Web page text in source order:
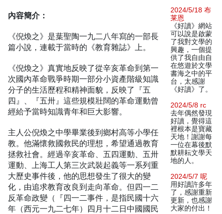
內容簡介：
《倪煥之》是葉聖陶一九二八年寫的一部長
篇小說，連載于當時的《教育雜誌》上。
《倪煥之》真實地反映了從辛亥革命到第一
次國內革命戰爭時期一部分小資產階級知識
分子的生活歷程和精神面貌，反映了『五
四』、『五卅』這些規模壯闊的革命運動曾
經給予當時知識青年和巨大影響。
主人公倪煥之中學畢業後到鄉村高等小學任
教。他滿懷救國救民的理想，希望通過教育
拯救社會。經過辛亥革命、五四運動、五卅
運動、上海工人第三次武裝起義等一系列重
大歷史事件後，他的思想發生了很大的變
化，由追求教育改良到走向革命。但四一二
反革命政變（『四一二事件，是指民國十六
年（西元一九二七年）四月十二日中國國民
2024/5/18 布
莱恩
《好讀》網站
可以說是啟蒙
了我對文學的
興趣，一個提
供了我自由自
在悠遊於文學
書海之中的平
台，太感謝
《好讀》了。
2024/5/8 rc
去年偶然發現
好讀，覺得這
裡根本是寶藏
天地！謝謝每
一位在幕後默
默耕耘文學天
地的人。
2024/5/7 呢
用好讀許多年
了，感謝重新
更新，也感謝
大家的付出！